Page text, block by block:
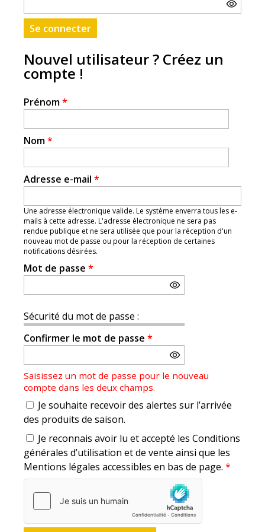
Nouvel utilisateur ? Créez un
compte !
Prénom*
Nom*
Adresse e-mail *
Une adresse électronique valide. Le système enverra tous les e-
mails à cette adresse. L'adresse électronique ne sera pas
rendue publique et ne sera utilisée que pour la réception d'un
nouveau mot de passe ou pour la réception de certaines
notifications désirées.
Mot de passe *
Sécurité du mot de passe :
Confirmer le mot de passe *
Saisissez un mot de passe pour le nouveau
compte dans les deux champs.
Je souhaite recevoir des alertes sur l’arrivée
des produits de saison.
Je reconnais avoir lu et accepté les Conditions
générales d’utilisation et de vente ainsi que les
Mentions légales accessibles en bas de page. *